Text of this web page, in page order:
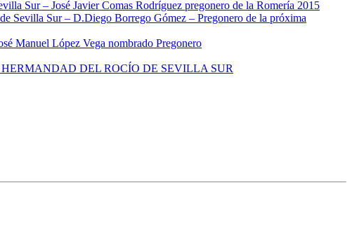
Sur – José Javier Comas Rodríguez pregonero de la Romería 2015
Sevilla Sur – D.Diego Borrego Gómez – Pregonero de la próxima
Manuel López Vega nombrado Pregonero
DEL ROCÍO DE SEVILLA SUR